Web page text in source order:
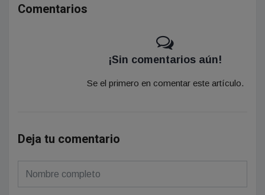
Comentarios
¡Sin comentarios aún!
Se el primero en comentar este artículo.
Deja tu comentario